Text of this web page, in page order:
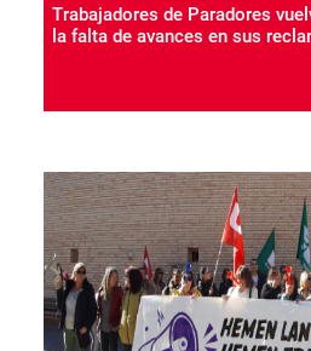
Trabajadores de Paradores
la falta de avances en sus